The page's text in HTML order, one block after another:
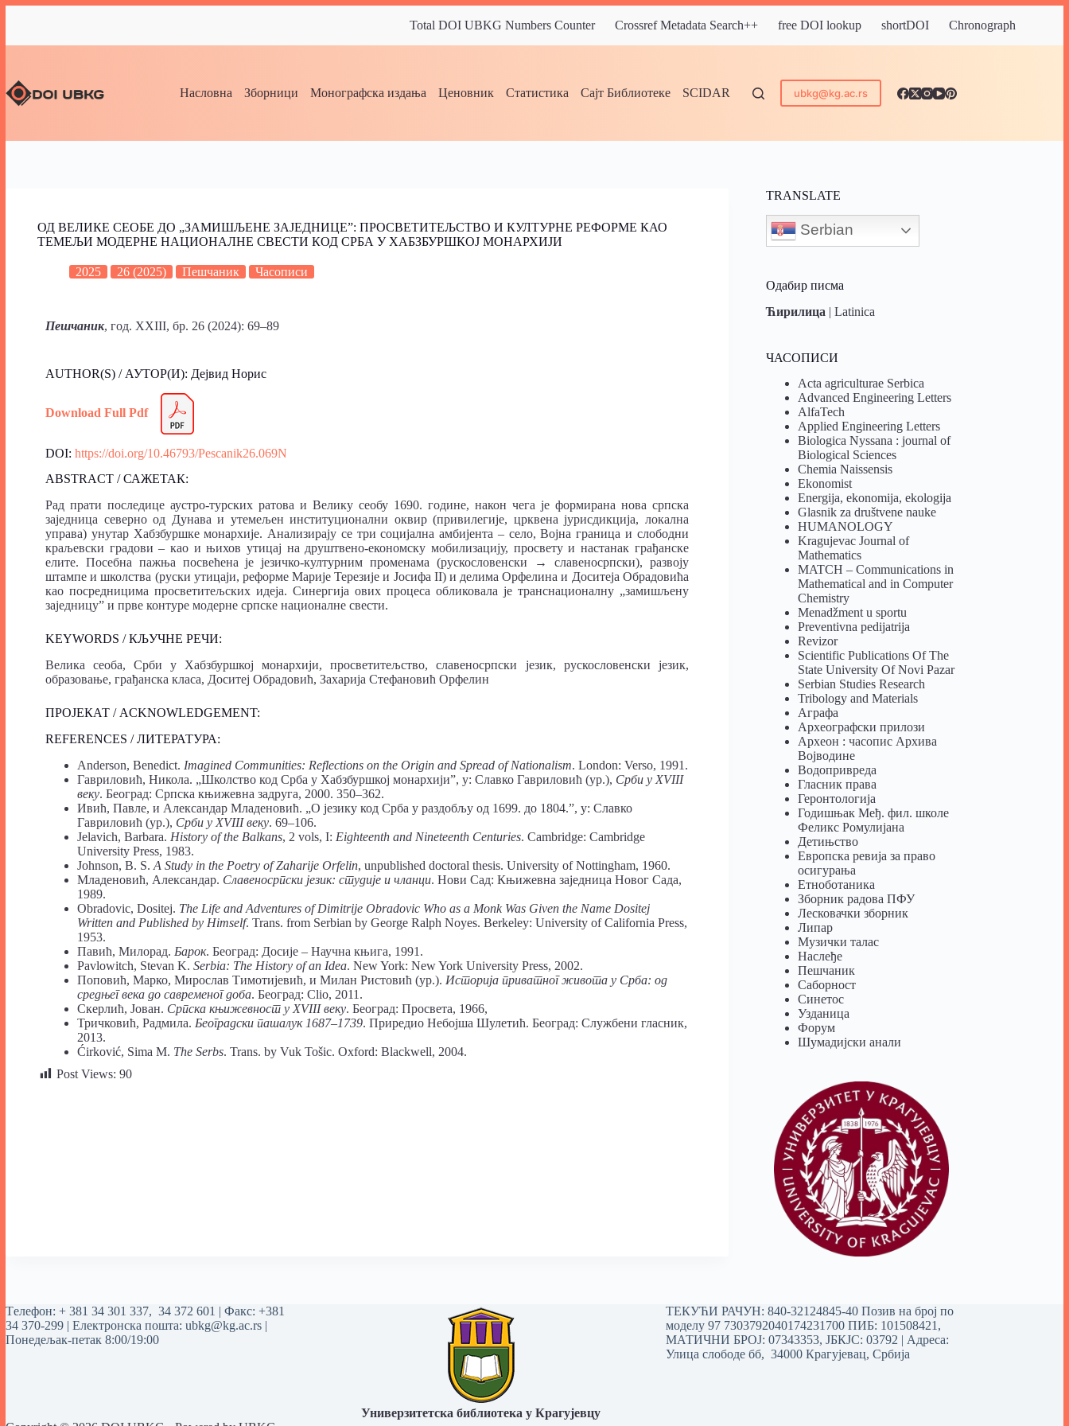
Total DOI UBKG Numbers Counter Crossref Metadata Search++ free DOI lookup shortDOI Chronograph
Насловна Зборници Монографска издања Ценовник Статистика Сајт Библиотеке SCIDAR ubkg@kg.ac.rs
ОД ВЕЛИКЕ СЕОБЕ ДО „ЗАМИШЉЕНЕ ЗАЈЕДНИЦЕ”: ПРОСВЕТИТЕЉСТВО И КУЛТУРНЕ РЕФОРМЕ КАО
ТЕМЕЉИ МОДЕРНЕ НАЦИОНАЛНЕ СВЕСТИ КОД СРБА У ХАБЗБУРШКОЈ МОНАРХИЈИ
2025 26 (2025) Пешчаник Часописи
Пешчаник, год. XXIII, бр. 26 (2024): 69–89
AUTHOR(S) / АУТОР(И): Дејвид Норис
Download Full Pdf
DOI: https://doi.org/10.46793/Pescanik26.069N
ABSTRACT / САЖЕТАК:
Рад прати последице аустро-турских ратова и Велику сеобу 1690. године, након чега је формирана нова српска
заједница северно од Дунава и утемељен институционални оквир (привилегије, црквена јурисдикција, локална
управа) унутар Хабзбуршке монархије. Анализирају се три социјална амбијента – село, Војна граница и слободни
краљевски градови – као и њихов утицај на друштвено-економску мобилизацију, просвету и настанак грађанске
елите. Посебна пажња посвећена је језичко-културним променама (рускословенски → славеносрпски), развоју
штампе и школства (руски утицаји, реформе Марије Терезије и Јосифа II) и делима Орфелина и Доситеја Обрадовића
као посредницима просветитељских идеја. Синергија ових процеса обликовала је транснационалну „замишљену
заједницу” и прве контуре модерне српске националне свести.
KEYWORDS / КЉУЧНЕ РЕЧИ:
Велика сеоба, Срби у Хабзбуршкој монархији, просветитељство, славеносрпски језик, рускословенски језик,
образовање, грађанска класа, Доситеј Обрадовић, Захарија Стефановић Орфелин
ПРОЈЕКАТ / ACKNOWLEDGEMENT:
REFERENCES / ЛИТЕРАТУРА:
Anderson, Benedict. Imagined Communities: Reflections on the Origin and Spread of Nationalism. London: Verso, 1991.
Гавриловић, Никола. „Школство код Срба у Хабзбуршкој монархији”, у: Славко Гавриловић (ур.), Срби у XVIII
веку. Београд: Српска књижевна задруга, 2000. 350–362.
Ивић, Павле, и Александар Младеновић. „О језику код Срба у раздобљу од 1699. до 1804.”, у: Славко
Гавриловић (ур.), Срби у XVIIIвеку. 69–106.
Jelavich, Barbara. History of the Balkans, 2 vols, I: Eighteenth and Nineteenth Centuries. Cambridge: Cambridge
University Press, 1983.
Johnson, B. S. A Study in the Poetry of Zaharije Orfelin, unpublished doctoral thesis. University of Nottingham, 1960.
Младеновић, Александар. Славеносрпски језик: студије и чланци. Нови Сад: Књижевна заједница Новог Сада,
1989.
Obradovic, Dositej. The Life and Adventures of Dimitrije Obradovic Who as a Monk Was Given the Name Dositej
Written and Published by Himself. Trans. from Serbian by George Ralph Noyes. Berkeley: University of California Press,
1953.
Павић, Милорад. Барок. Београд: Досије – Научна књига, 1991.
Pavlowitch, Stevan K. Serbia: The History of an Idea. New York: New York University Press, 2002.
Поповић, Марко, Мирослав Тимотијевић, и Милан Ристовић (ур.). Историја приватног живота у Срба: од
средњег века до савременог доба. Београд: Clio, 2011.
Скерлић, Јован. Српска књижевност у XVIIIвеку. Београд: Просвета, 1966,
Тричковић, Радмила. Београдски пашалук 1687–1739. Приредио Небојша Шулетић. Београд: Службени гласник,
2013.
Ćirković, Sima M. The Serbs. Trans. by Vuk Tošic. Oxford: Blackwell, 2004.
Post Views: 90
TRANSLATE
Serbian
Одабир писма
Ћирилица |Latinica
ЧАСОПИСИ
Acta agriculturae Serbica
Advanced Engineering Letters
AlfaTech
Applied Engineering Letters
Biologica Nyssana : journal of
Biological Sciences
Chemia Naissensis
Ekonomist
Energija, ekonomija, ekologija
Glasnik za društvene nauke
HUMANOLOGY
Kragujevac Journal of
Mathematics
MATCH – Communications in
Mathematical and in Computer
Chemistry
Menadžment u sportu
Preventivna pedijatrija
Revizor
Scientific Publications Of The
State University Of Novi Pazar
Serbian Studies Research
Tribology and Materials
Аграфа
Археографски прилози
Археон : часопис Архива
Војводине
Водопривреда
Гласник права
Геронтологија
Годишњак Међ. фил. школе
Феликс Ромулијана
Детињство
Европска ревија за право
осигурања
Eтноботаника
Зборник радова ПФУ
Лесковачки зборник
Липар
Музички талас
Наслеђе
Пешчаник
Саборност
Синетос
Узданица
Форум
Шумадијски анали
Tелефон: + 381 34 301 337, 34 372 601 | Факс: +381
34 370-299 | Електронска пошта: ubkg@kg.ac.rs |
Понедељак-петак 8:00/19:00
Универзитетска библиотека у Крагујевцу
ТЕКУЋИ РАЧУН: 840-32124845-40 Позив на број по
моделу 97 7303792040174231700ПИБ: 101508421,
МАТИЧНИ БРОЈ: 07343353, ЈБКЈС: 03792 | Aдреса:
Улица слободе бб, 34000 Крагујевац, Србија